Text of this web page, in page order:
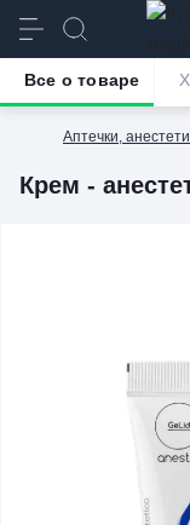
Аптечки,
Крем -
Все о товаре